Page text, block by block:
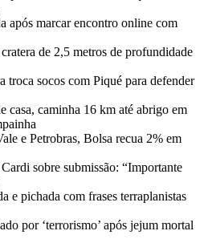
após marcar encontro online com
de 2,5 metros de profundidade
troca socos com Piqué para defender
casa, caminha 16 km até abrigo em
e Petrobras, Bolsa recua 2% em
sobre submissão: “Importante
e pichada com frases terraplanistas
por ‘terrorismo’ após jejum mortal